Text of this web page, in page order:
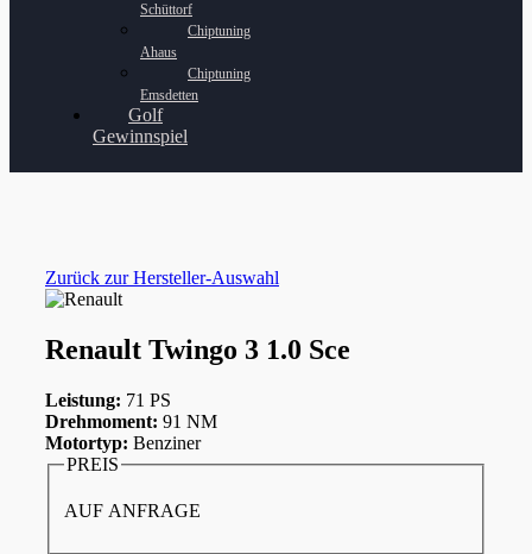
Schüttorf
Chiptuning
Ahaus
Chiptuning
Emsdetten
Golf
Gewinnspiel
Zurück zur Hersteller-Auswahl
Renault Twingo 3 1.0 Sce
Leistung: 71 PS
Drehmoment: 91 NM
Motortyp: Benziner
PREIS
AUF ANFRAGE